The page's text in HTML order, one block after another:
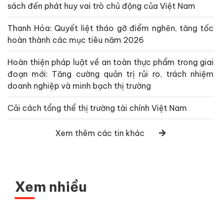
sách đến phát huy vai trò chủ động của Việt Nam
Thanh Hóa: Quyết liệt tháo gỡ điểm nghẽn, tăng tốc
hoàn thành các mục tiêu năm 2026
Hoàn thiện pháp luật về an toàn thực phẩm trong giai
đoạn mới: Tăng cường quản trị rủi ro, trách nhiệm
doanh nghiệp và minh bạch thị trường
Cải cách tổng thể thị trường tài chính Việt Nam
Xem thêm các tin khác
Xem nhiều